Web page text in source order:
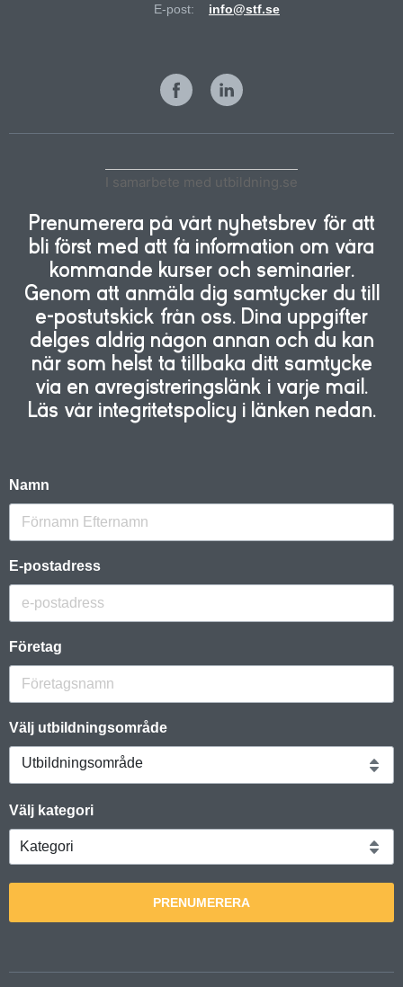
E-post:
info@stf.se
I samarbete med utbildning.se
Prenumerera på vårt nyhetsbrev för att
bli först med att få information om våra
kommande kurser och seminarier.
Genom att anmäla dig samtycker du till
e-postutskick från oss. Dina uppgifter
delges aldrig någon annan och du kan
när som helst ta tillbaka ditt samtycke
via en avregistreringslänk i varje mail.
Läs vår integritetspolicy i länken nedan.
Namn
E-postadress
Företag
Välj utbildningsområde
Utbildningsområde
Välj kategori
PRENUMERERA